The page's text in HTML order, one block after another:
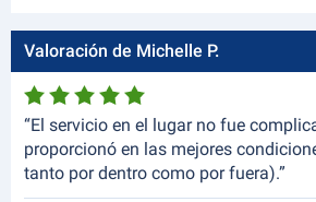
Valoración de Michelle P.
“El servicio en el lugar no fue
proporcionó en las mejores
tanto por dentro como por fuera).”